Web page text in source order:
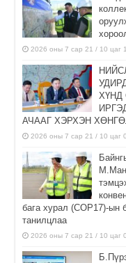
2026 оны 7 сар 21 / 10 цаг
ХҮНД
АЧААГ ХЭРХЭН
2026 оны 7 сар 21 / 10 цаг
бага хурал (СОР17)-ын
танилцлаа
2026 оны 7 сар 21 / 10 цаг